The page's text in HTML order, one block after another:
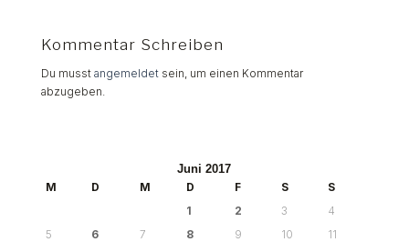
Kommentar Schreiben
Du musst angemeldetsein, um einen Kommentar
abzugeben.
Juni 2017
M
D M D F S
S
1
2 3
4
5
6 7 8 9 10
11